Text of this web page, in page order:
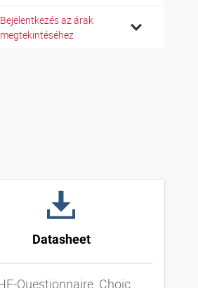
Bejelentkezés az árak
megtekintéséhez
Datasheet